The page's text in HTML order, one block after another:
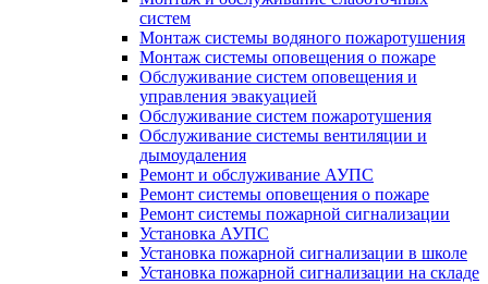
систем
Монтаж системы водяного пожаротушения
Монтаж системы оповещения о пожаре
Обслуживание систем оповещения и
управления эвакуацией
Обслуживание систем пожаротушения
Обслуживание системы вентиляции и
дымоудаления
Ремонт и обслуживание АУПС
Ремонт системы оповещения о пожаре
Ремонт системы пожарной сигнализации
Установка АУПС
Установка пожарной сигнализации в школе
Установка пожарной сигнализации на складе